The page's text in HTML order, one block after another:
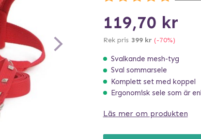
119,70 kr
Rek pris 399 kr (-70%)
Svalkande mesh-tyg
Sval sommarsele
Komplett set med koppel
Ergonomisk sele som är
Läs mer om produkten